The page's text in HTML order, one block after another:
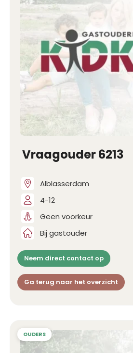
Vraagouder 6213
Alblasserdam
4-12
Geen voorkeur
Bij gastouder
Neem direct contact op
Ga terug naar het overzicht